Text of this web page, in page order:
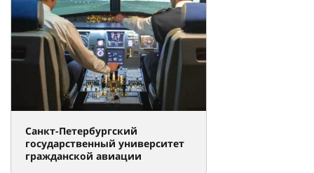
Санкт-Петербургский
государственный университет
гражданской авиации